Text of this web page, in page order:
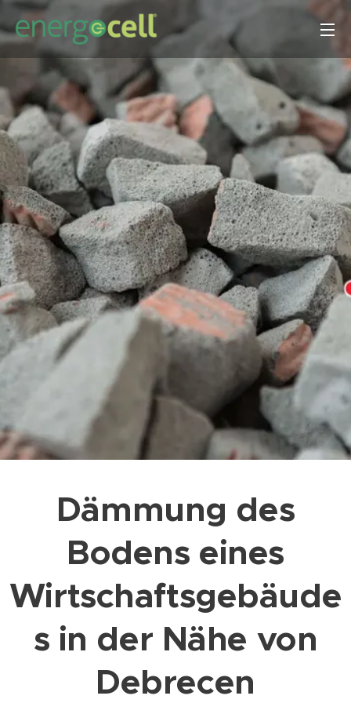
Dämmung des
Bodens eines
Wirtschaftsgebäude
s in der Nähe von
Debrecen